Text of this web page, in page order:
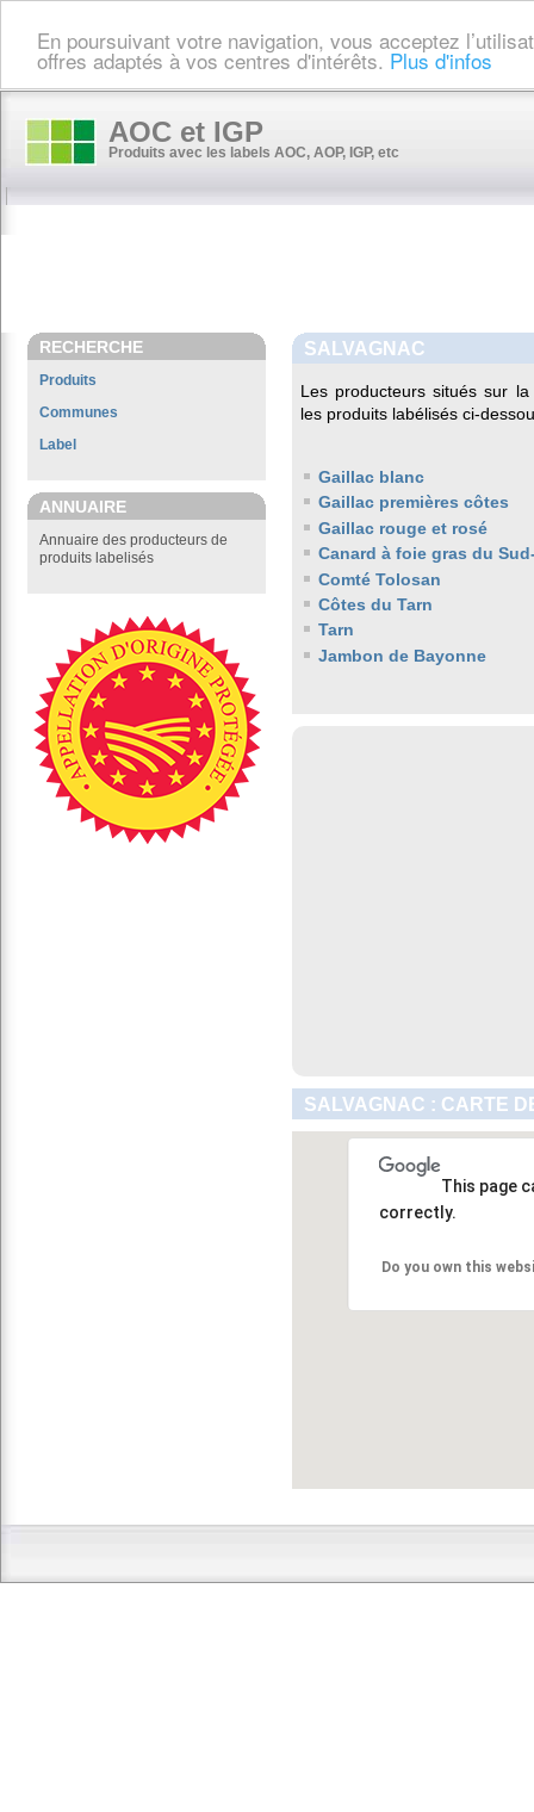
En poursuivant votre navigation, vous acceptez
offres adaptés à vos centres d'intérêts. Plus d'infos
AOC et IGP
Produits avec les labels AOC, AOP, IGP, etc
RECHERCHE
Produits
Communes
Label
ANNUAIRE
Annuaire des producteurs de
produits labelisés
SALVAGNAC
Les producteurs situés sur
les produits labélisés ci-
Gaillac blanc
Gaillac premières côtes
Gaillac rouge et rosé
Canard à foie gras du
Comté Tolosan
Côtes du Tarn
Tarn
Jambon de Bayonne
SALVAGNAC : CARTE
This page
correctly.
Do you own this